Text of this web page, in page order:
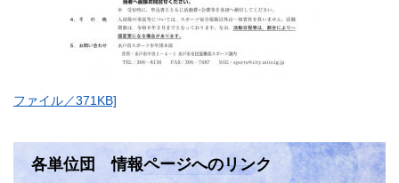
ファイル／371KB]
各単位団 情報ページへのリンク